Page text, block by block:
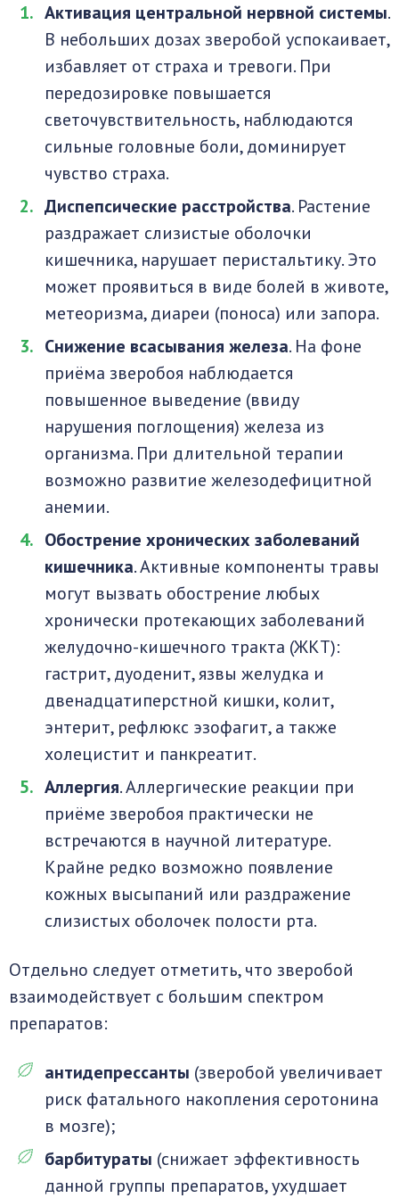
Активация центральной нервной системы.
В небольших дозах зверобой успокаивает,
избавляет от страха и тревоги. При
передозировке повышается
светочувствительность, наблюдаются
сильные головные боли, доминирует
чувство страха.
Диспепсические расстройства. Растение
раздражает слизистые оболочки
кишечника, нарушает перистальтику. Это
может проявиться в виде болей в животе,
метеоризма, диареи (поноса) или запора.
Снижение всасывания железа. На фоне
приёма зверобоя наблюдается
повышенное выведение (ввиду
нарушения поглощения) железа из
организма. При длительной терапии
возможно развитие железодефицитной
анемии.
Обострение хронических заболеваний
кишечника. Активные компоненты травы
могут вызвать обострение любых
хронически протекающих заболеваний
желудочно-кишечного тракта (ЖКТ):
гастрит, дуоденит, язвы желудка и
двенадцатиперстной кишки, колит,
энтерит, рефлюкс эзофагит, а также
холецистит и панкреатит.
Аллергия. Аллергические реакции при
приёме зверобоя практически не
встречаются в научной литературе.
Крайне редко возможно появление
кожных высыпаний или раздражение
слизистых оболочек полости рта.
Отдельно следует отметить, что зверобой
взаимодействует с большим спектром
препаратов:
антидепрессанты (зверобой увеличивает
риск фатального накопления серотонина
в мозге);
барбитураты (снижает эффективность
данной группы препаратов, ухудшает